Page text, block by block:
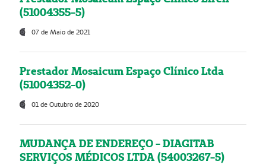
(51004355-5)
07 de Maio de 2021
Prestador Mosaicum Espaço Clínico Ltda
(51004352-0)
01 de Outubro de 2020
MUDANÇA DE ENDEREÇO - DIAGITAB
SERVIÇOS MÉDICOS LTDA (54003267-5)